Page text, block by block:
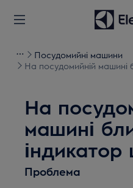
Посудомийні машини
На посудомийній машині
На
машині
індикатор
Проблема